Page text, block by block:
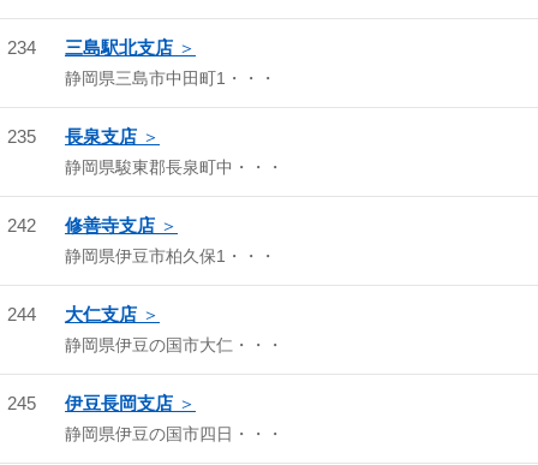
234 三島駅北支店
静岡県三島市中田町1・・・
235 長泉支店
静岡県駿東郡長泉町中・・・
242 修善寺支店
静岡県伊豆市柏久保1・・・
244 大仁支店
静岡県伊豆の国市大仁・・・
245 伊豆長岡支店
静岡県伊豆の国市四日・・・